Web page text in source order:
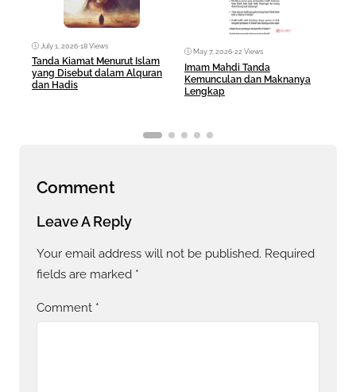
July 1, 2026•18 Views
Tanda Kiamat Menurut Islam
yang Disebut dalam Alquran
dan Hadis
May 7, 2026•22 Views
Imam Mahdi Tanda
Kemunculan dan Maknanya
Lengkap
Comment
Leave A Reply
Your email address will not be published. Required
fields are marked *
Comment *